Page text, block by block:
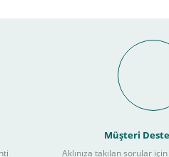
İmkanı
Müşteri
Aklınıza takılan sorular